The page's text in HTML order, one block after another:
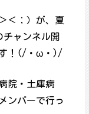
＜；）が、夏
チャンネル開
す！(/・ω・)/
院・土庫病
ンバーで行っ